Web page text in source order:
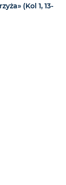
(Kol 1, 13-